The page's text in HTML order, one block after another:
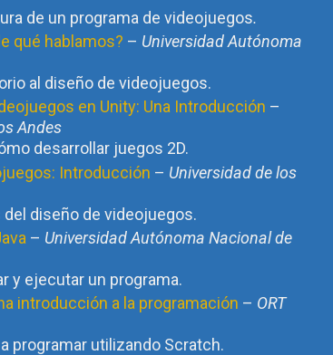
de un programa de videojuegos.
qué hablamos? – Universidad Autónoma
al diseño de videojuegos.
en Unity: Una Introducción –
Andes
desarrollar juegos 2D.
Introducción – Universidad de los
del diseño de videojuegos.
– Universidad Autónoma Nacional de
y ejecutar un programa.
introducción a la programación – ORT
programar utilizando Scratch.